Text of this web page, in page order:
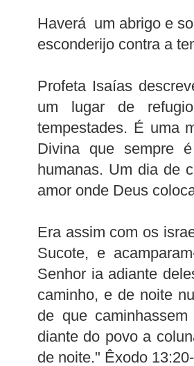
Haverá um abrigo e
esconderijo contra a
Profeta Isaías
um lugar de
tempestades. É uma
Divina que sempre
humanas. Um dia de
amor onde Deus
Era assim com os
Sucote, e
Senhor ia adiante
caminho, e de noite
de que
diante do povo a
de noite." Êxodo